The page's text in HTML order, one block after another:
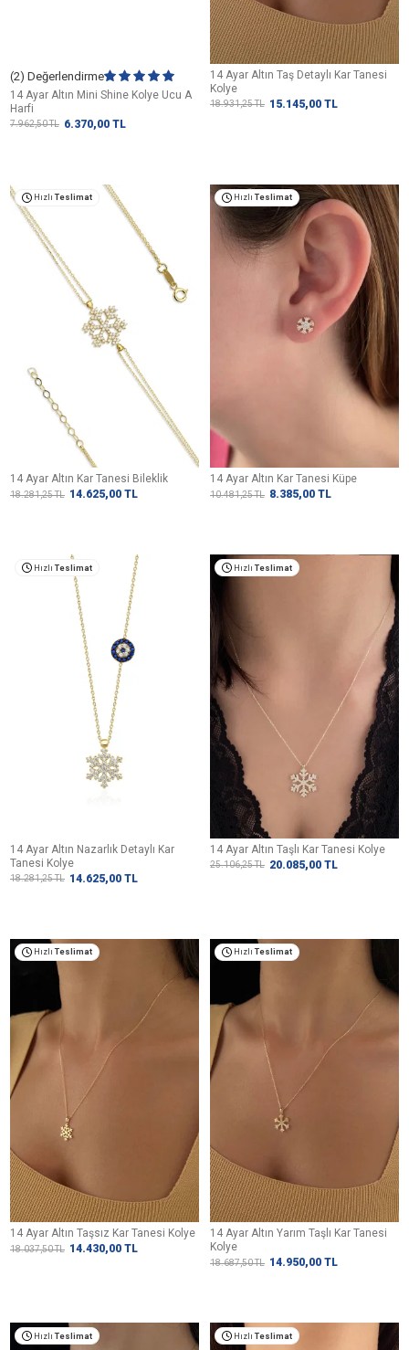
(2) Değerlendirme
14 Ayar Altın Mini Shine Kolye Ucu A
Harfi
7.962,50TL 6.370,00 TL
14 Ayar Altın Taş Detaylı Kar Tanesi
Kolye
18.931,25TL 15.145,00 TL
Hızlı Teslimat
14 Ayar Altın Kar Tanesi Bileklik
18.281,25TL 14.625,00 TL
Hızlı Teslimat
14 Ayar Altın Kar Tanesi Küpe
10.481,25TL 8.385,00 TL
Hızlı Teslimat
14 Ayar Altın Nazarlık Detaylı Kar
Tanesi Kolye
18.281,25TL 14.625,00 TL
Hızlı Teslimat
14 Ayar Altın Taşlı Kar Tanesi Kolye
25.106,25TL 20.085,00 TL
Hızlı Teslimat
14 Ayar Altın Taşsız Kar Tanesi Kolye
18.037,50TL 14.430,00 TL
Hızlı Teslimat
14 Ayar Altın Yarım Taşlı Kar Tanesi
Kolye
18.687,50TL 14.950,00 TL
Hızlı Teslimat Hızlı Teslimat